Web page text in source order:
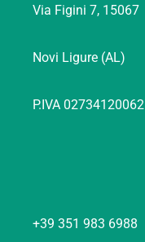
Via Figini 7, 15067
Novi Ligure (AL)
P.IVA 02734120062
+39 351 983 6988